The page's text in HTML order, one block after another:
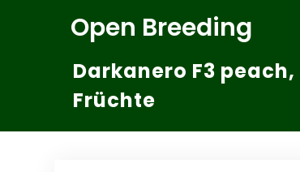
Open Breeding
Darkanero F3
Früchte